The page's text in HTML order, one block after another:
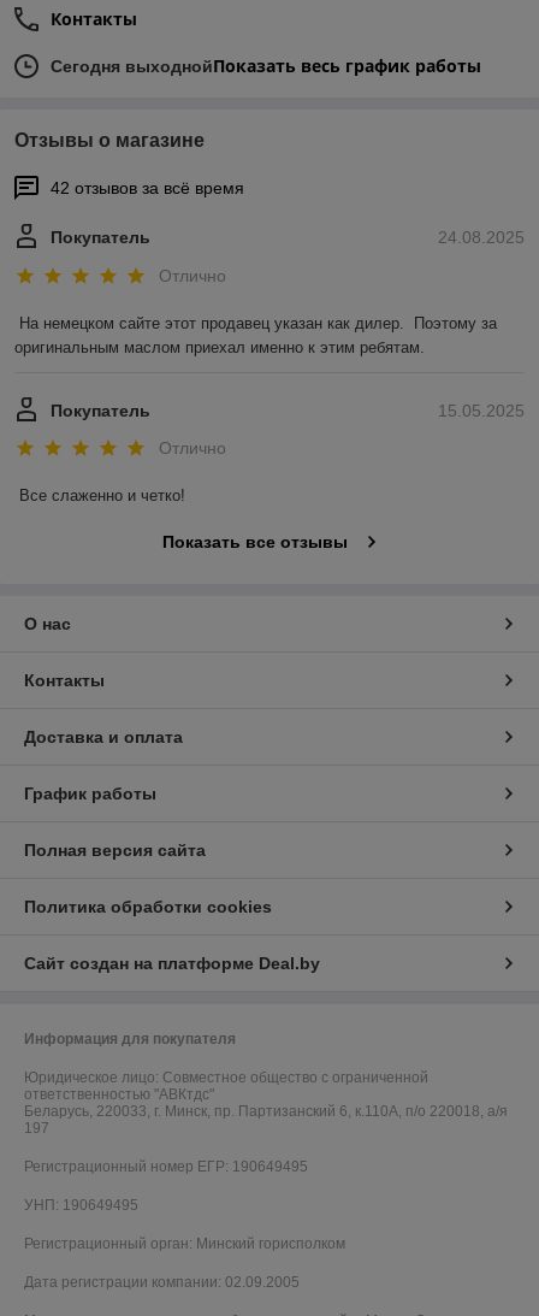
Контакты
Сегодня выходнойПоказать весь график работы
Отзывы о магазине
42 отзывов за всё время
24.08.2025
Покупатель
Отлично
На немецком сайте этот продавец указан как дилер.  Поэтому за
оригинальным маслом приехал именно к этим ребятам.
15.05.2025
Покупатель
Отлично
Все слаженно и четко!
Показать все отзывы
О нас
Контакты
Доставка и оплата
График работы
Полная версия сайта
Политика обработки cookies
Сайт создан на платформе Deal.by
Информация для покупателя
Юридическое лицо: Совместное общество с ограниченной
ответственностью "АВКтдс"
Беларусь, 220033, г. Минск, пр. Партизанский 6, к.110А, п/о 220018, а/я
197
Регистрационный номер ЕГР: 190649495
УНП: 190649495
Регистрационный орган: Минский горисполком
Дата регистрации компании: 02.09.2005